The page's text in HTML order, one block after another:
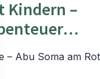
Kindern –
Oase und